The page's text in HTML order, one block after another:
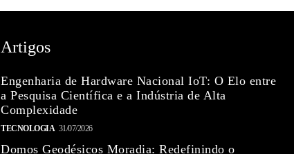
Artigos
Engenharia de Hardware Nacional IoT: O Elo entre
a Pesquisa Científica e a Indústria de Alta
Complexidade
TECNOLOGIA 31/07/2026
Domos Geodésicos Moradia: Redefinindo o